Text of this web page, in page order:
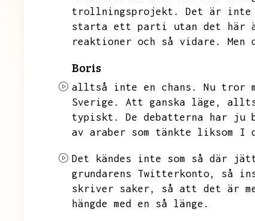
trollningsprojekt.
Det är
starta ett parti utan det här är
reaktioner och så vidare.
Boris
alltså inte en chans. Nu tror
Sverige.
Att ganska läge,
typiskt.
De debatterna har
av araber som tänkte liksom
I
Det kändes inte som så där
grundarens Twitterkonto,
så
skriver saker,
så att det är
hängde med en så länge.